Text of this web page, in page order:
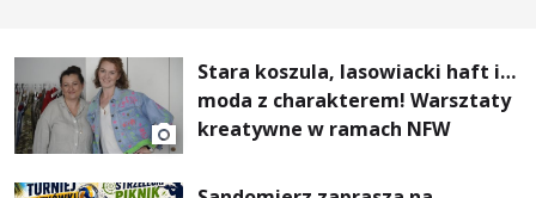
Stara koszula, lasowiacki haft i…
moda z charakterem! Warsztaty
kreatywne w ramach NFW